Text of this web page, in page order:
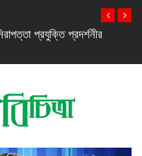
সি-সিরিজ স্মার্টফোন